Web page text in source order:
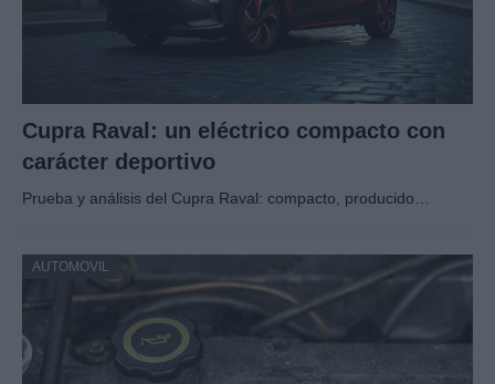
Cupra Raval: un eléctrico compacto con
carácter deportivo
Prueba y análisis del Cupra Raval: compacto, producido…
AUTOMOVIL